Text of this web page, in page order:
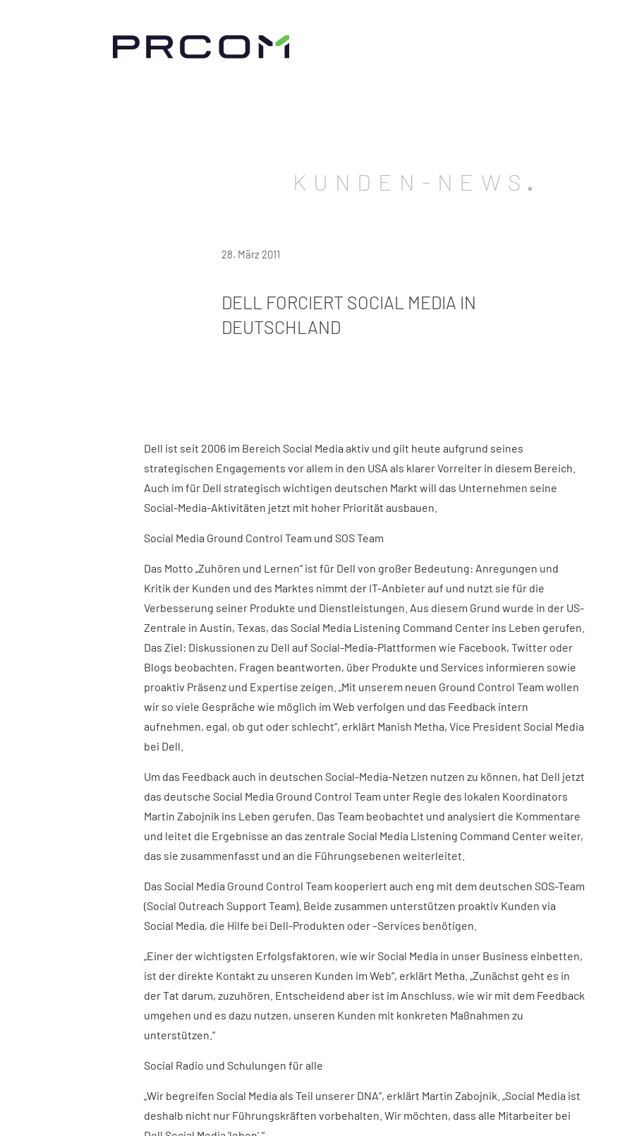
KUNDEN-NEWS
28. März 2011
DELL FORCIERT SOCIAL MEDIA IN
DEUTSCHLAND
Dell ist seit 2006 im Bereich Social Media aktiv und gilt heute aufgrund seines
strategischen Engagements vor allem in den USA als klarer Vorreiter in diesem Bereich.
Auch im für Dell strategisch wichtigen deutschen Markt will das Unternehmen seine
Social-Media-Aktivitäten jetzt mit hoher Priorität ausbauen.
Social Media Ground Control Team und SOS Team
Das Motto „Zuhören und Lernen“ ist für Dell von großer Bedeutung: Anregungen und
Kritik der Kunden und des Marktes nimmt der IT-Anbieter auf und nutzt sie für die
Verbesserung seiner Produkte und Dienstleistungen. Aus diesem Grund wurde in der US-
Zentrale in Austin, Texas, das Social Media Listening Command Center ins Leben gerufen.
Das Ziel: Diskussionen zu Dell auf Social-Media-Plattformen wie Facebook, Twitter oder
Blogs beobachten, Fragen beantworten, über Produkte und Services informieren sowie
proaktiv Präsenz und Expertise zeigen. „Mit unserem neuen Ground Control Team wollen
wir so viele Gespräche wie möglich im Web verfolgen und das Feedback intern
aufnehmen, egal, ob gut oder schlecht“, erklärt Manish Metha, Vice President Social Media
bei Dell.
Um das Feedback auch in deutschen Social-Media-Netzen nutzen zu können, hat Dell jetzt
das deutsche Social Media Ground Control Team unter Regie des lokalen Koordinators
Martin Zabojnik ins Leben gerufen. Das Team beobachtet und analysiert die Kommentare
und leitet die Ergebnisse an das zentrale Social Media Listening Command Center weiter,
das sie zusammenfasst und an die Führungsebenen weiterleitet.
Das Social Media Ground Control Team kooperiert auch eng mit dem deutschen SOS-Team
(Social Outreach Support Team). Beide zusammen unterstützen proaktiv Kunden via
Social Media, die Hilfe bei Dell-Produkten oder –Services benötigen.
„Einer der wichtigsten Erfolgsfaktoren, wie wir Social Media in unser Business einbetten,
ist der direkte Kontakt zu unseren Kunden im Web“, erklärt Metha. „Zunächst geht es in
der Tat darum, zuzuhören. Entscheidend aber ist im Anschluss, wie wir mit dem Feedback
umgehen und es dazu nutzen, unseren Kunden mit konkreten Maßnahmen zu
unterstützen.“
Social Radio und Schulungen für alle
„Wir begreifen Social Media als Teil unserer DNA“, erklärt Martin Zabojnik. „Social Media ist
deshalb nicht nur Führungskräften vorbehalten. Wir möchten, dass alle Mitarbeiter bei